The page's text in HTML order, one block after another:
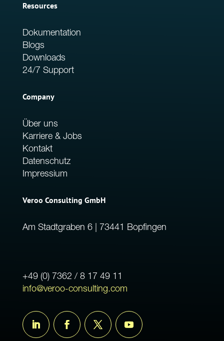
Resources
Dokumentation
Blogs
Downloads
24/7 Support
Company
Über uns
Karriere & Jobs
Kontakt
Datenschutz
Impressium
Veroo Consulting GmbH
Am Stadtgraben 6 | 73441 Bopfingen
+49 (0) 7362 / 8 17 49 11
info@veroo-consulting.com